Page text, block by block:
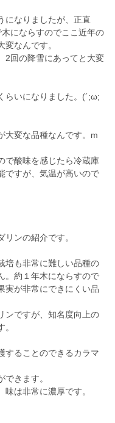
になりましたが、正直
にならすのでここ近年の
なんです。
2回の降雪にあってと大変
らいになりました。(´;ω;
大変な品種なんです。m
で酸味を感じたら冷蔵庫
ですが、気温が高いので
ンの紹介です。
培も非常に難しい品種の
。約１年木にならすので
実が非常にできにくい品
ンですが、知名度向上の
ることのできるカラマ
きます。
は非常に濃厚です。